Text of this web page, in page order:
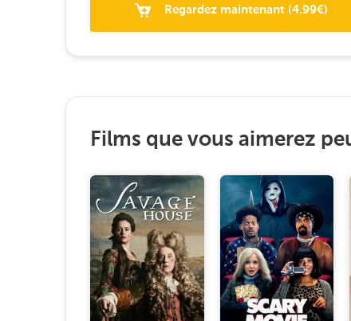
Regardez maintenant (4.99€)
Films que vous aimerez